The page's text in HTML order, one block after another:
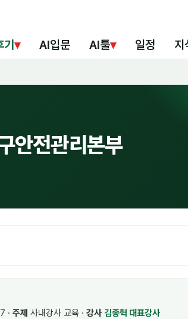
▾ AI입문 AI툴▾ 일정 지
안전관리본부
· 주제 사내강사 교육 · 강사 김종혁 대표강사